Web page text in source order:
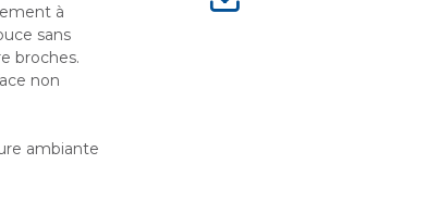
à
sans
broches.
non
ambiante